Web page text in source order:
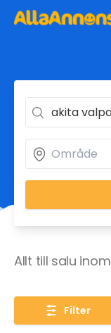
Allt till salu inom
Filter